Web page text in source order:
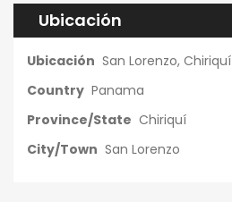
Ubicación
Ubicación San Lorenzo, Chiriquí
Country Panama
Province/State Chiriquí
City/Town San Lorenzo